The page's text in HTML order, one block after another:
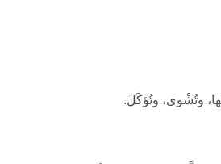
وتُشْوى، وتُؤكَلَ.